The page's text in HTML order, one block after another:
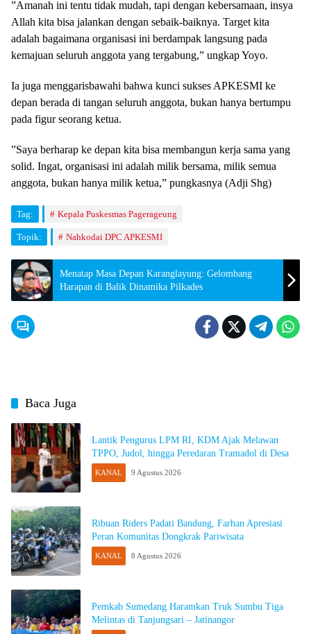
​”Amanah ini tentu tidak mudah, tapi dengan kebersamaan, insya
Allah kita bisa jalankan dengan sebaik-baiknya. Target kita
adalah bagaimana organisasi ini berdampak langsung pada
kemajuan seluruh anggota yang tergabung,” ungkap Yoyo.
​Ia juga menggarisbawahi bahwa kunci sukses APKESMI ke
depan berada di tangan seluruh anggota, bukan hanya bertumpu
pada figur seorang ketua.
​”Saya berharap ke depan kita bisa membangun kerja sama yang
solid. Ingat, organisasi ini adalah milik bersama, milik semua
anggota, bukan hanya milik ketua,” pungkasnya (Adji Shg)
Tag: Kepala Puskesmas Pagerageung
Topik: Nahkodai DPC APKESMI
Menatap Masa Depan Karanglayung: Gelombang
Harapan di Balik Dinamika Pilkades
Baca Juga
Lantik Pengurus LPM RI, KDM Ajak Melawan
TPPO, Judol, hingga Peredaran Tramadol di Desa
KANAL 9 Agustus 2026
Ribuan Riders Padati Bandung, Farhan Apresiasi
Peran Komunitas Dongkrak Pariwisata
KANAL 8 Agustus 2026
Pemkab Sumedang Haramkan Truk Sumbu Tiga
Melintas di Tanjungsari – Jatinangor